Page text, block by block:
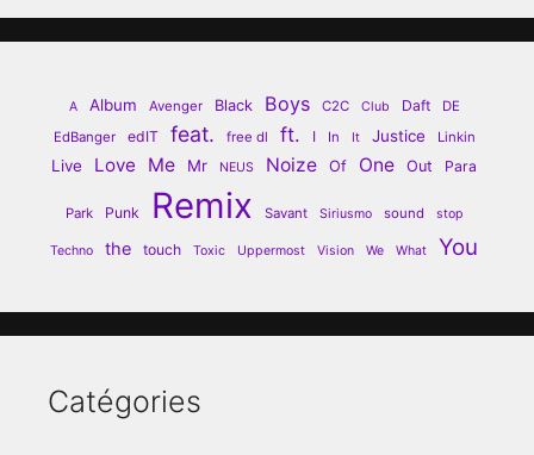
A Album Avenger Black Boys C2C Club Daft
DE
EdBanger
edIT feat. free dl ft. I In It Justice Linkin
Live Love Me Mr NEUS Noize Of One Out Para
Park Punk Remix Savant Siriusmo sound stop
Techno the touch Toxic Uppermost Vision We What You
Catégories